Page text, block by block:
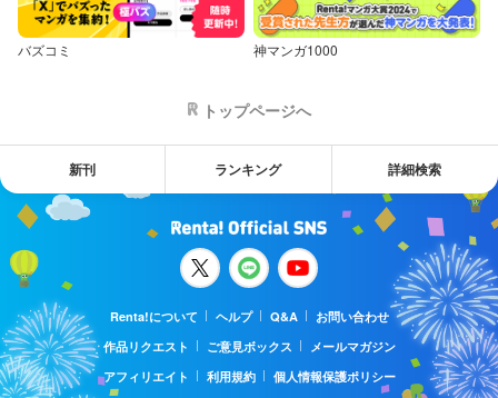
バズコミ 神マンガ1000
トップページへ
新刊 ランキング 詳細検索
Renta!について ヘルプ Q&A
お問い合わせ
作品リクエスト
ご意見ボックス
メールマガジン
アフィリエイト
利用規約
個人情報保護ポリシー